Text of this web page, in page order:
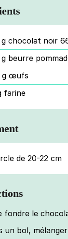
g chocolat noir
g beurre
g œufs
farine
de 20-22 cm
fondre le
un bol,